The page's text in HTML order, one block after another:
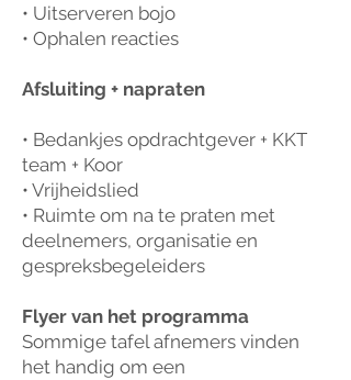
• Uitserveren bojo
• Ophalen reacties
Afsluiting + napraten
• Bedankjes opdrachtgever + KKT
team + Koor
• Vrijheidslied
• Ruimte om na te praten met
deelnemers, organisatie en
gespreksbegeleiders
Flyer van het programma
Sommige tafel afnemers vinden
het handig om een